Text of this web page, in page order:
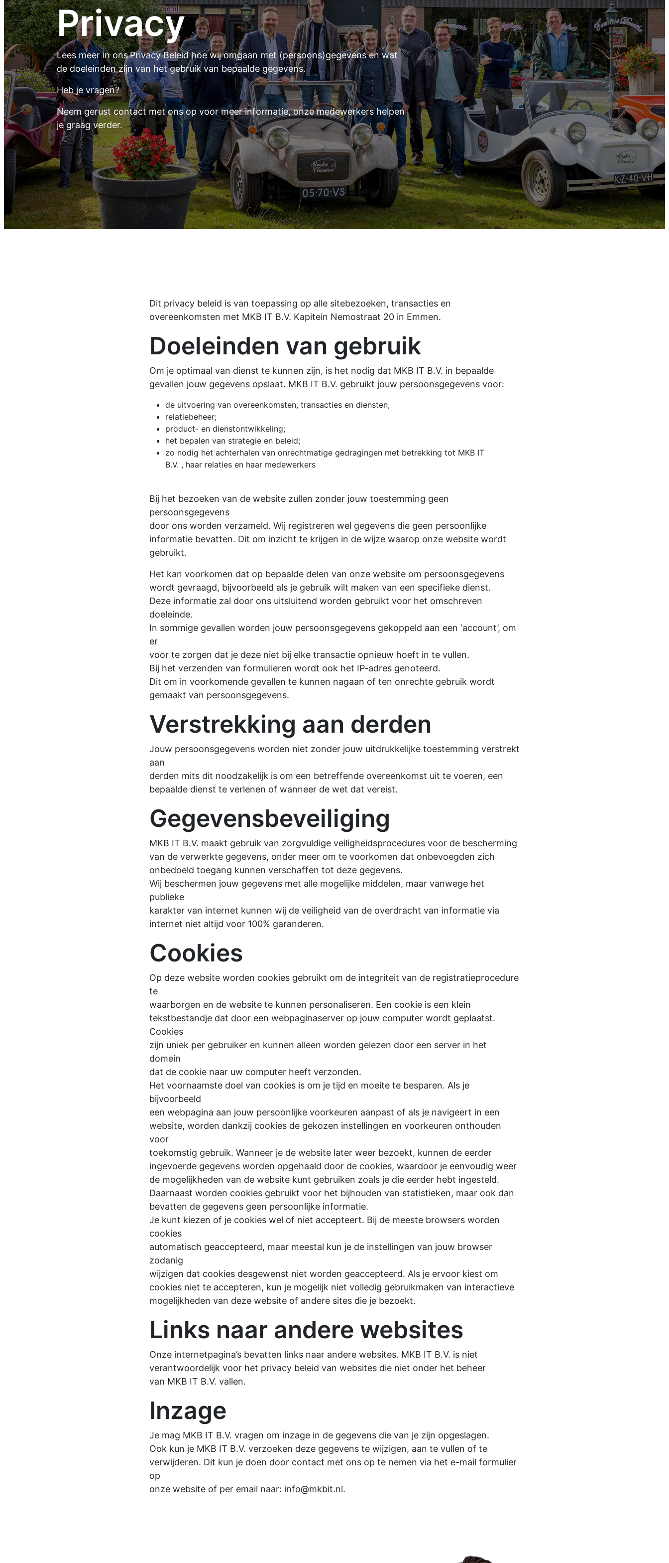
Privacy
Lees meer in onsPrivacy Beleid hoe wij omgaan met (persoons)gegevens en wat
de doeleinden zijn van het gebruik van bepaalde gegevens.
Heb je vragen?
Neem gerust contact met ons op voor meer informatie, onze medewerkers helpen
je graag verder.
Dit privacy beleid is van toepassing op alle sitebezoeken, transacties en
overeenkomsten met MKB IT B.V. Kapitein Nemostraat 20 in Emmen.
Doeleinden van gebruik
Om je optimaal van dienst te kunnen zijn, is het nodig dat MKB IT B.V. in bepaalde
gevallen jouw gegevens opslaat. MKB IT B.V. gebruikt jouw persoonsgegevens voor:
de uitvoering van overeenkomsten, transacties en diensten;
relatiebeheer;
product- en dienstontwikkeling;
het bepalen van strategie en beleid;
zo nodig het achterhalen van onrechtmatige gedragingen met betrekking tot MKB IT
B.V. , haar relaties en haar medewerkers
Bij het bezoeken van de website zullen zonder jouw toestemming geen
persoonsgegevens
door ons worden verzameld. Wij registreren wel gegevens die geen persoonlijke
informatie bevatten. Dit om inzicht te krijgen in de wijze waarop onze website wordt
gebruikt.
Het kan voorkomen dat op bepaalde delen van onze website om persoonsgegevens
wordt gevraagd, bijvoorbeeld als je gebruik wilt maken van een specifieke dienst.
Deze informatie zal door ons uitsluitend worden gebruikt voor het omschreven
doeleinde.
In sommige gevallen worden jouw persoonsgegevens gekoppeld aan een ‘account’, om
er
voor te zorgen dat je deze niet bij elke transactie opnieuw hoeft in te vullen.
Bij het verzenden van formulieren wordt ook het IP-adres genoteerd.
Dit om in voorkomende gevallen te kunnen nagaan of ten onrechte gebruik wordt
gemaakt van persoonsgegevens.
Verstrekking aan derden
Jouw persoonsgegevens worden niet zonder jouw uitdrukkelijke toestemming verstrekt
aan
derden mits dit noodzakelijk is om een betreffende overeenkomst uit te voeren, een
bepaalde dienst te verlenen of wanneer de wet dat vereist.
Gegevensbeveiliging
MKB IT B.V. maakt gebruik van zorgvuldige veiligheidsprocedures voor de bescherming
van de verwerkte gegevens, onder meer om te voorkomen dat onbevoegden zich
onbedoeld toegang kunnen verschaffen tot deze gegevens.
Wij beschermen jouw gegevens met alle mogelijke middelen, maar vanwege het
publieke
karakter van internet kunnen wij de veiligheid van de overdracht van informatie via
internet niet altijd voor 100% garanderen.
Cookies
Op deze website worden cookies gebruikt om de integriteit van de registratieprocedure
te
waarborgen en de website te kunnen personaliseren. Een cookie is een klein
tekstbestandje dat door een webpaginaserver op jouw computer wordt geplaatst.
Cookies
zijn uniek per gebruiker en kunnen alleen worden gelezen door een server in het
domein
dat de cookie naar uw computer heeft verzonden.
Het voornaamste doel van cookies is om je tijd en moeite te besparen. Als je
bijvoorbeeld
een webpagina aan jouw persoonlijke voorkeuren aanpast of als je navigeert in een
website, worden dankzij cookies de gekozen instellingen en voorkeuren onthouden
voor
toekomstig gebruik. Wanneer je de website later weer bezoekt, kunnen de eerder
ingevoerde gegevens worden opgehaald door de cookies, waardoor je eenvoudig weer
de mogelijkheden van de website kunt gebruiken zoals je die eerder hebt ingesteld.
Daarnaast worden cookies gebruikt voor het bijhouden van statistieken, maar ook dan
bevatten de gegevens geen persoonlijke informatie.
Je kunt kiezen of je cookies wel of niet accepteert. Bij de meeste browsers worden
cookies
automatisch geaccepteerd, maar meestal kun je de instellingen van jouw browser
zodanig
wijzigen dat cookies desgewenst niet worden geaccepteerd. Als je ervoor kiest om
cookies niet te accepteren, kun je mogelijk niet volledig gebruikmaken van interactieve
mogelijkheden van deze website of andere sites die je bezoekt.
Links naar andere websites
Onze internetpagina’s bevatten links naar andere websites. MKB IT B.V. is niet
verantwoordelijk voor het privacy beleid van websites die niet onder het beheer
van MKB IT B.V. vallen.
Inzage
Je mag MKB IT B.V. vragen om inzage in de gegevens die van je zijn opgeslagen.
Ook kun je MKB IT B.V. verzoeken deze gegevens te wijzigen, aan te vullen of te
verwijderen. Dit kun je doen door contact met ons op te nemen via het e-mail formulier
op
onze website of per email naar: info@mkbit.nl.